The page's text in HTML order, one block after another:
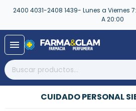
2400 4031-2408 1439- Lunes a Viernes
A 20:00
menu
CUIDADO PERSONAL